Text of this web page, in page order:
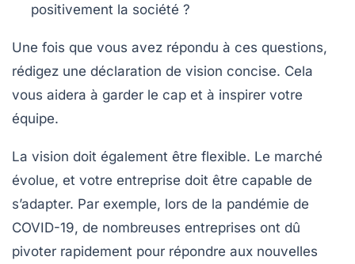
positivement la société ?
Une fois que vous avez répondu à ces questions,
rédigez une déclaration de vision concise. Cela
vous aidera à garder le cap et à inspirer votre
équipe.
La vision doit également être flexible. Le marché
évolue, et votre entreprise doit être capable de
s’adapter. Par exemple, lors de la pandémie de
COVID-19, de nombreuses entreprises ont dû
pivoter rapidement pour répondre aux nouvelles